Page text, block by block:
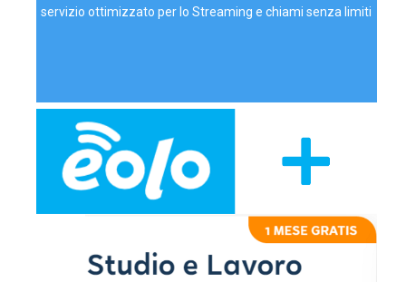
servizio ottimizzato per lo Streaming e chiami senza limiti